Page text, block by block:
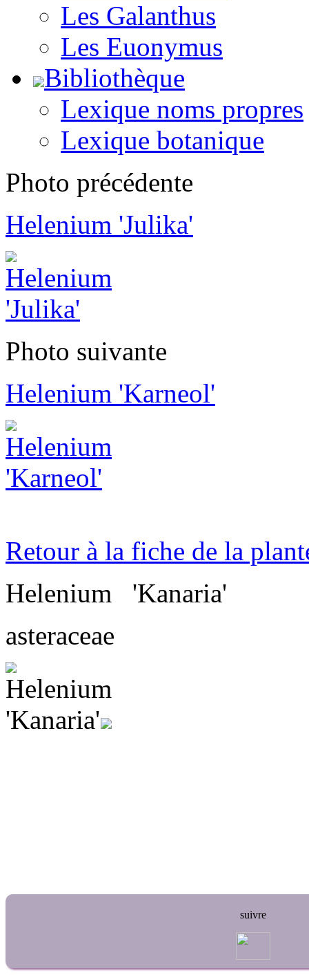
Les Galanthus
Les Euonymus
Bibliothèque
Lexique noms propres
Lexique botanique
Photo précédente
Helenium 'Julika'
Photo suivante
Helenium 'Karneol'
Retour à la fiche de la
Helenium
'Kanaria'
asteraceae
suivre